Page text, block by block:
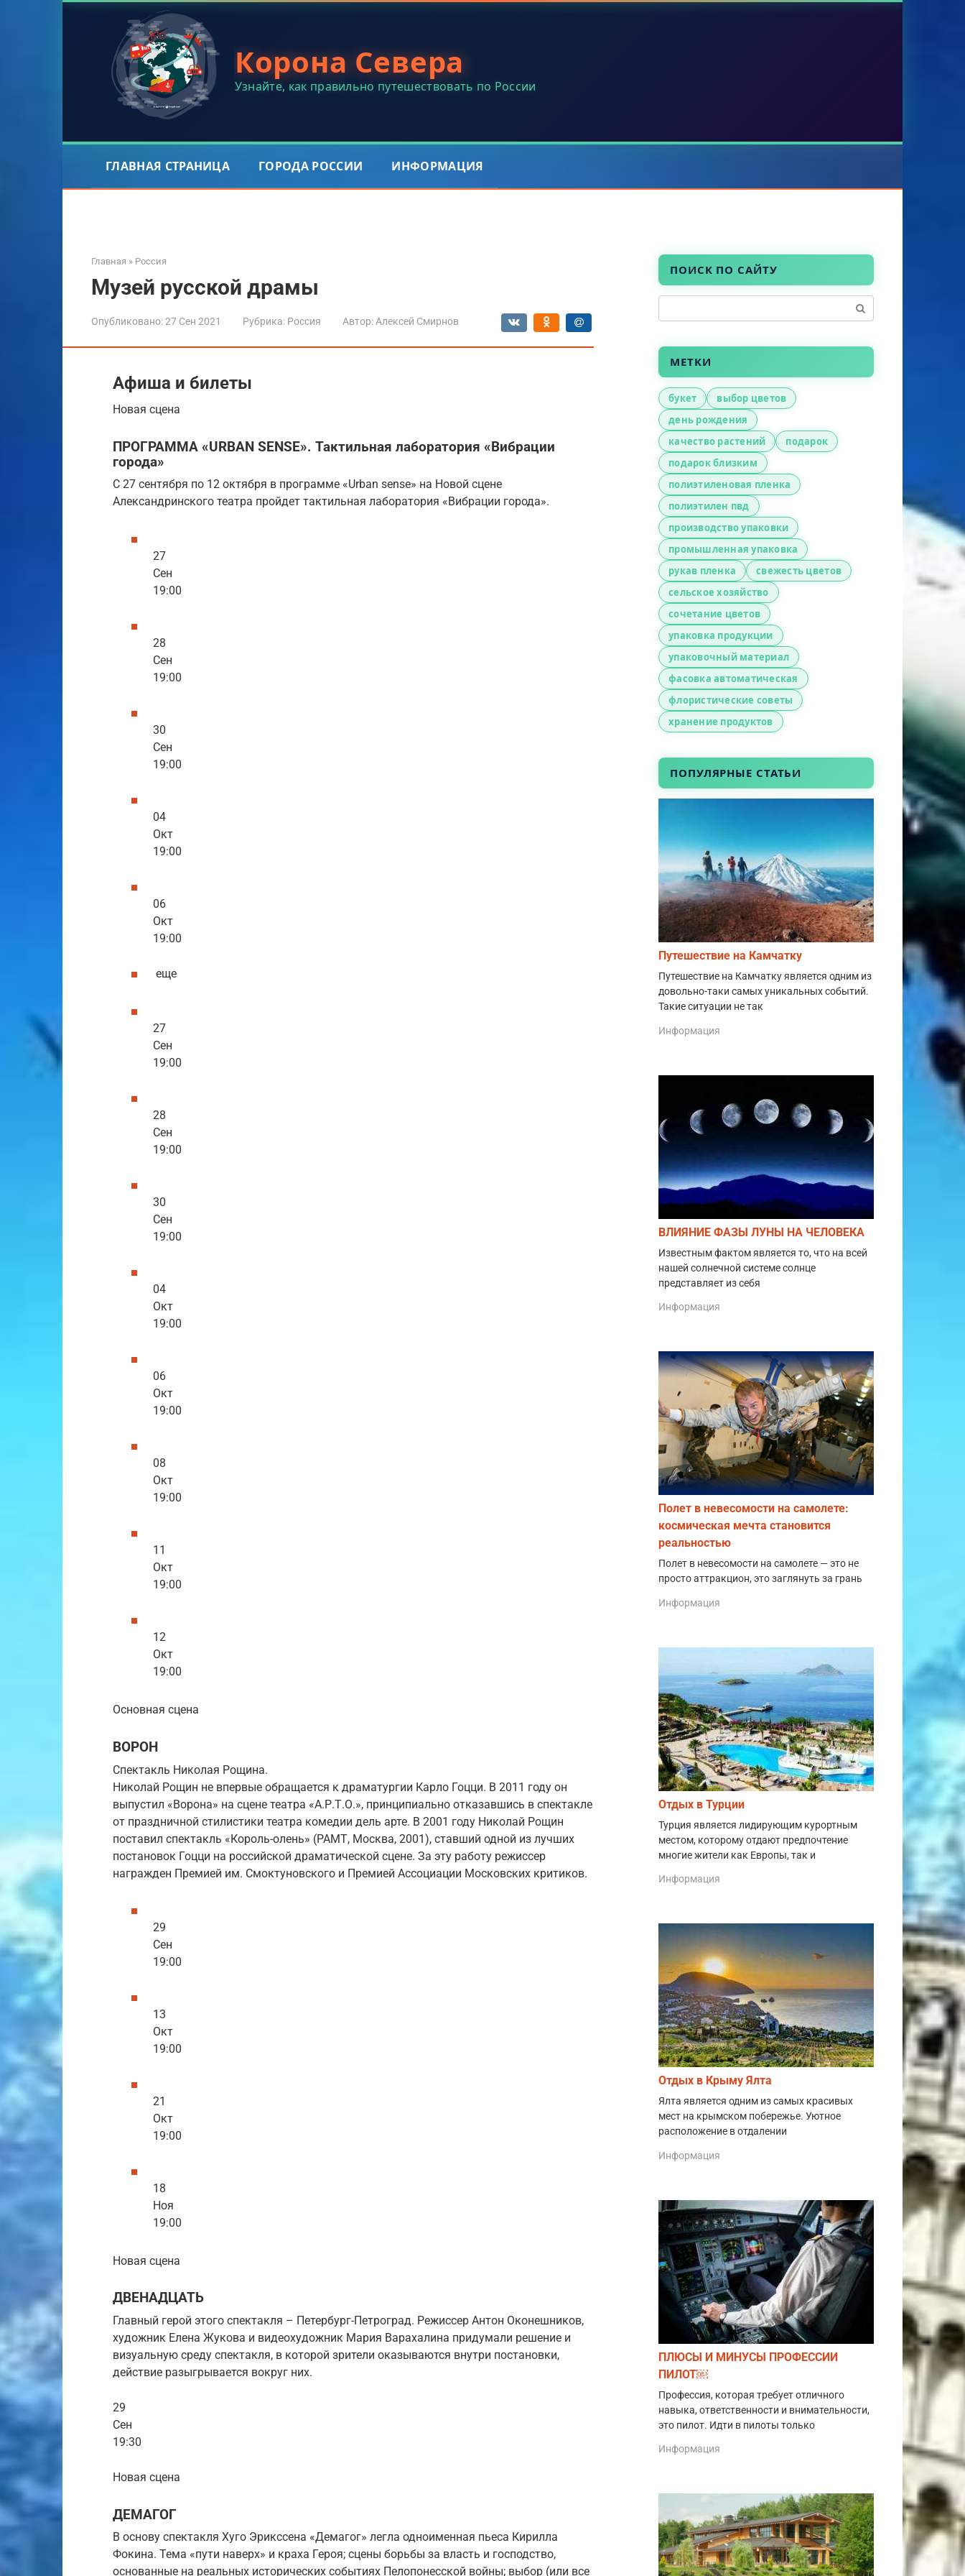
Корона Севера
Узнайте, как правильно путешествовать по России
ГЛАВНАЯ СТРАНИЦА ГОРОДА РОССИИ ИНФОРМАЦИЯ
Главная » Россия
Музей русской драмы
Опубликовано:27 Сен 2021 Рубрика: Россия Автор: Алексей Смирнов
Афиша и билеты
Новая сцена
ПРОГРАММА «URBAN SENSE». Тактильная лаборатория «Вибрации
города»
С 27 сентября по 12 октября в программе «Urban sense» на Новой сцене
Александринского театра пройдет тактильная лаборатория «Вибрации города».
27
Сен
19:00
28
Сен
19:00
30
Сен
19:00
04
Окт
19:00
06
Окт
19:00
еще
27
Сен
19:00
28
Сен
19:00
30
Сен
19:00
04
Окт
19:00
06
Окт
19:00
08
Окт
19:00
11
Окт
19:00
12
Окт
19:00
Основная сцена
ВОРОН
Спектакль Николая Рощина.
Николай Рощин не впервые обращается к драматургии Карло Гоцци. В 2011 году он
выпустил «Ворона» на сцене театра «А.Р.Т.О.», принципиально отказавшись в спектакле
от праздничной стилистики театра комедии дель арте. В 2001 году Николай Рощин
поставил спектакль «Король-олень» (РАМТ, Москва, 2001), ставший одной из лучших
постановок Гоцци на российской драматической сцене. За эту работу режиссер
награжден Премией им. Смоктуновского и Премией Ассоциации Московских критиков.
29
Сен
19:00
13
Окт
19:00
21
Окт
19:00
18
Ноя
19:00
Новая сцена
ДВЕНАДЦАТЬ
Главный герой этого спектакля – Петербург-Петроград. Режиссер Антон Оконешников,
художник Елена Жукова и видеохудожник Мария Варахалина придумали решение и
визуальную среду спектакля, в которой зрители оказываются внутри постановки,
действие разыгрывается вокруг них.
29
Сен
19:30
Новая сцена
ДЕМАГОГ
В основу спектакля Хуго Эрикссена «Демагог» легла одноименная пьеса Кирилла
Фокина. Тема «пути наверх» и краха Героя; сцены борьбы за власть и господство,
основанные на реальных исторических событиях Пелопонесской войны; выбор (или все
ПОИСК ПО САЙТУ
МЕТКИ
букет
выбор цветов
день рождения
качество растений
подарок
подарок близким
полиэтиленовая пленка
полиэтилен пвд
производство упаковки
промышленная упаковка
рукав пленка
свежесть цветов
сельское хозяйство
сочетание цветов
упаковка продукции
упаковочный материал
фасовка автоматическая
флористические советы
хранение продуктов
ПОПУЛЯРНЫЕ СТАТЬИ
Путешествие на Камчатку
Путешествие на Камчатку является одним из
довольно-таки самых уникальных событий.
Такие ситуации не так
Информация
ВЛИЯНИЕ ФАЗЫ ЛУНЫ НА ЧЕЛОВЕКА
Известным фактом является то, что на всей
нашей солнечной системе солнце
представляет из себя
Информация
Полет в невесомости на самолете:
космическая мечта становится
реальностью
Полет в невесомости на самолете — это не
просто аттракцион, это заглянуть за грань
Информация
Отдых в Турции
Турция является лидирующим курортным
местом, которому отдают предпочтение
многие жители как Европы, так и
Информация
Отдых в Крыму Ялта
Ялта является одним из самых красивых
мест на крымском побережье. Уютное
расположение в отдалении
Информация
ПЛЮСЫ И МИНУСЫ ПРОФЕССИИ
ПИЛОТ￼
Профессия, которая требует отличного
навыка, ответственности и внимательности,
это пилот. Идти в пилоты только
Информация